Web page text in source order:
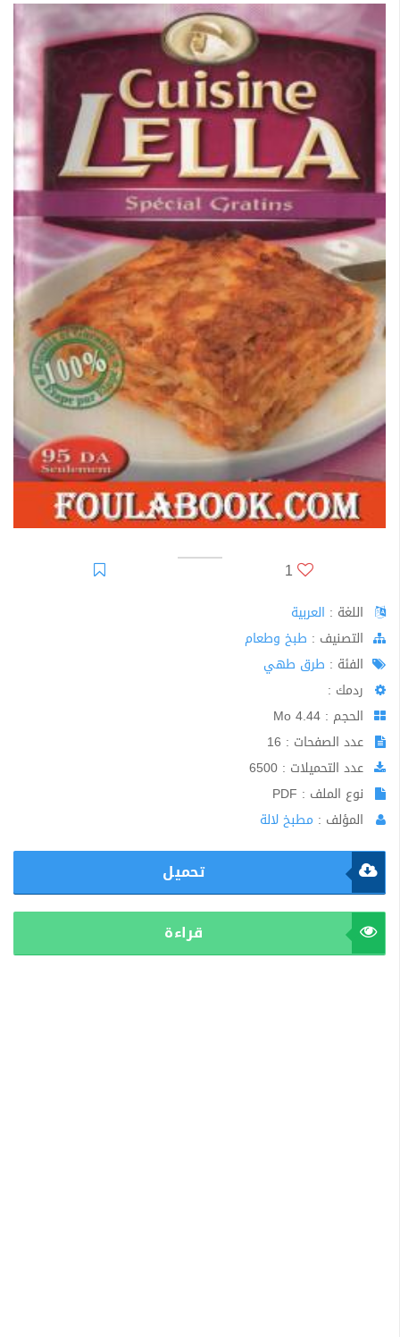
1
اللغة : العربية
اﻟﺘﺼﻨﻴﻒ : طبخ وطعام
الفئة : طرق طهي
ردمك :
الحجم : 4.44 Mo
عدد الصفحات : 16
عدد التحميلات : 6500
نوع الملف : PDF
المؤلف : مطبخ لالة
تحميل
قراءة